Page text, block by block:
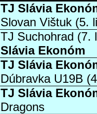
TJ Slávia
Slovan Vištuk (5.
TJ Suchohrad (7.
Slávia Ekonóm
TJ Slávia
Dúbravka U19B
TJ Slávia
Dragons